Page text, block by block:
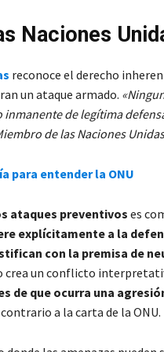
Naciones
reconoce el derecho
un ataque armado.
inmanente de legítima
de las Naciones Unidas
para entender la ONU
ataques preventivoses
explícitamente a la
con la premisa de
crea un conflicto
de que ocurra una
a la carta de la ONU.